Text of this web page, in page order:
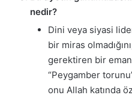
nedir?
Dini veya siyasi
bir miras
gerektiren bir
“Peygamber
onu Allah katında